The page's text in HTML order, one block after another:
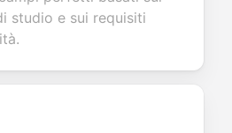
transactions.
efficient
studio e sui requisiti